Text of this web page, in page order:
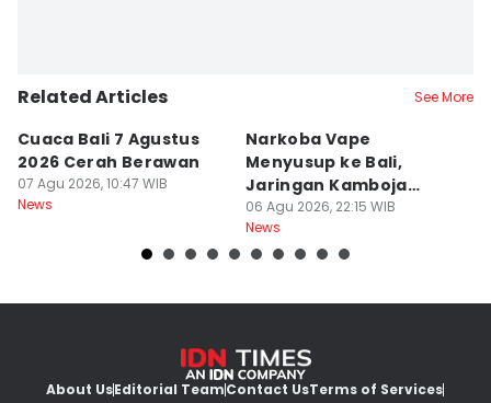
Related Articles See More
Cuaca Bali 7 Agustus
2026 Cerah Berawan
07 Agu 2026, 10:47 WIB
News
Narkoba Vape
Menyusup ke Bali,
Jaringan Kamboja
Terbongkar
06 Agu 2026, 22:15 WIB
News
About UsEditorial TeamContact UsTerms of Services